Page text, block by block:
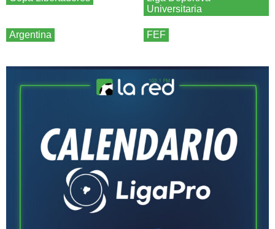
Universitaria
Argentina FEF